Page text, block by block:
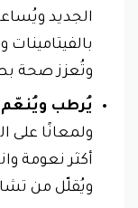
الجديد
وتُعزز صحة
يُرطب
ولمعانًا
أكثر نعومة
ويُقلّل من